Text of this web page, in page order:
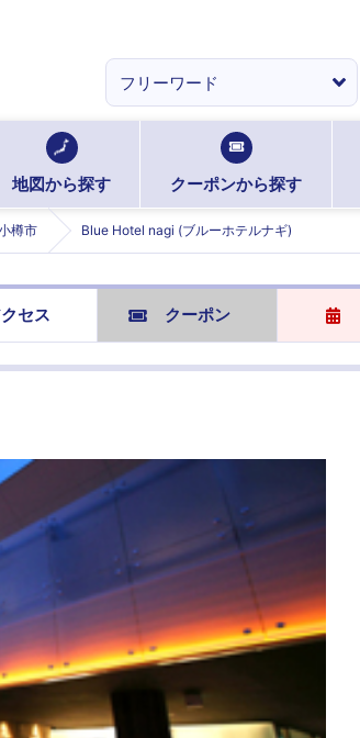
地図から探す クーポンから探す
樽市 Blue Hotel nagi (ブルーホテルナギ)
セス クーポン